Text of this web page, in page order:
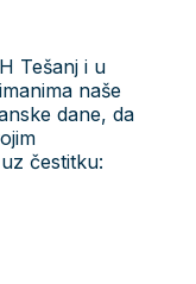
Tešanj i u
naše
dane, da
čestitku: